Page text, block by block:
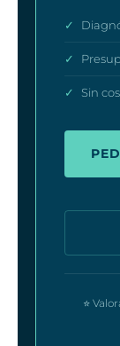
✓
✓
✓ Sin
⭐